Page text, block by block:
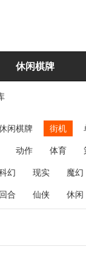
休闲棋牌
闲棋牌 街机
动作 体育
三人称射击 棋类
幻 现实 魔幻
回合 仙侠 休闲